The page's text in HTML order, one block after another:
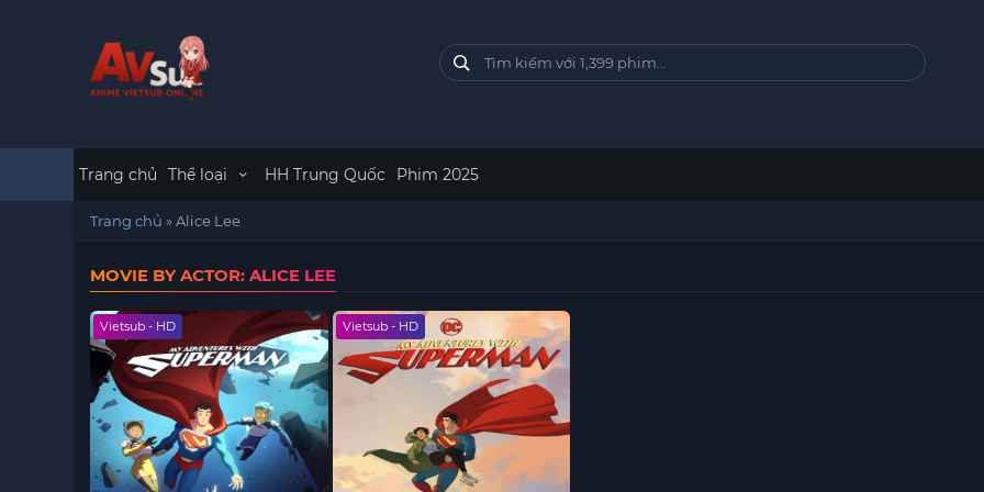
Trang chủ Thể loại HH Trung Quốc Phim 2025
Trang chủ »Alice Lee
MOVIE BY ACTOR: ALICE LEE
Vietsub - HD Vietsub - HD